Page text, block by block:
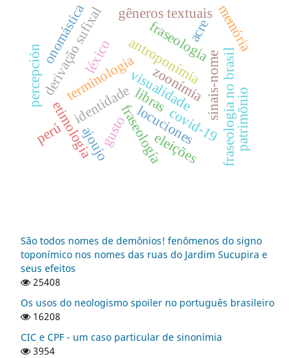
antroponímiasinais-nome
libras
visualidade
identidade
fraseologia
fraseologia no brasil
derivação sufixal
etimologia
terminologia
percepción
fraseología
locuciones
gusto
gêneros textuais
covid-19
ajoujo
léxico
memória
patrimônio
onomástica
zoonímia
acre
perú eleições
São todos nomes de demônios! fenômenos do signo
toponímico nos nomes das ruas do Jardim Sucupira e
seus efeitos
25408
Os usos do neologismo spoiler no português brasileiro
16208
CIC e CPF - um caso particular de sinonímia
3954